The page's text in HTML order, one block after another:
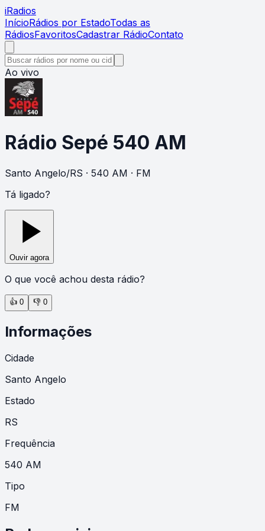
iRadios
InícioRádios por EstadoTodas as
RádiosFavoritosCadastrar RádioContato
Ao vivo
Rádio Sepé 540 AM
Santo Angelo/RS · 540 AM · FM
Tá ligado?
Ouvir agora
O que você achou desta rádio?
👍 0 👎 0
Informações
Cidade
Santo Angelo
Estado
RS
Frequência
540 AM
Tipo
FM